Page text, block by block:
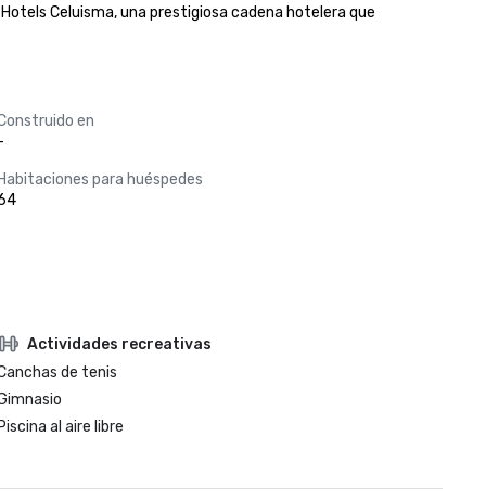
Celuisma, una prestigiosa cadena hotelera que
en
para huéspedes
Actividades recreativas
de tenis
al aire libre